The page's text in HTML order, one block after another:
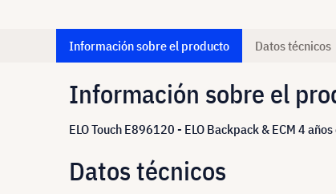
Información sobre el producto Datos técnicos
Información sobre el
ELO Touch E896120 - ELO Backpack & ECM 4
Datos técnicos